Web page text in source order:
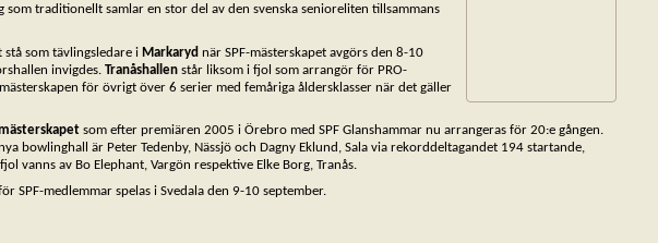
traditionellt samlar en stor del av den svenska senioreliten tillsammans
som tävlingsledare i Markaryd när SPF-mästerskapet avgörs den 8-10
invigdes. Tranåshallenstår liksom i fjol som arrangör för PRO-
för övrigt över 6 serier med femåriga åldersklasser när det gäller
som efter premiären 2005 i Örebro med SPF Glanshammar nu arrangeras för 20:e gången.
bowlinghall är Peter Tedenby, Nässjö och Dagny Eklund, Sala via rekorddeltagandet 194 startande,
vanns av Bo Elephant, Vargön respektive Elke Borg, Tranås.
SPF-medlemmar spelas i Svedala den 9-10 september.